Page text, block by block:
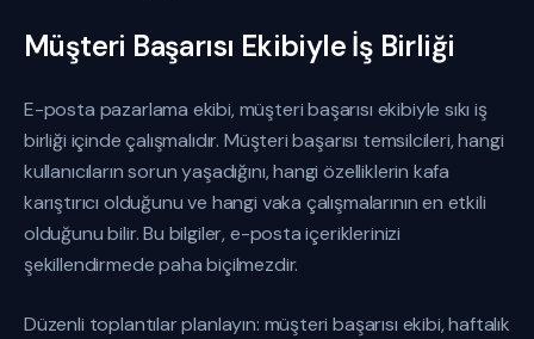
Müşteri Başarısı Ekibiyle İş Birliği
E-posta pazarlama ekibi, müşteri başarısı ekibiyle sıkı iş
birliği içinde çalışmalıdır. Müşteri başarısı temsilcileri, hangi
kullanıcıların sorun yaşadığını, hangi özelliklerin kafa
karıştırıcı olduğunu ve hangi vaka çalışmalarının en etkili
olduğunu bilir. Bu bilgiler, e-posta içeriklerinizi
şekillendirmede paha biçilmezdir.
Düzenli toplantılar planlayın: müşteri başarısı ekibi, haftalık